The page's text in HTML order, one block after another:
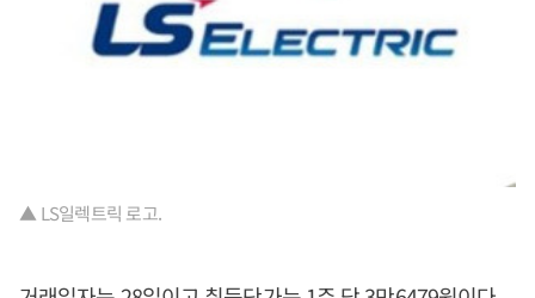
▲ LS일렉트릭 로고.